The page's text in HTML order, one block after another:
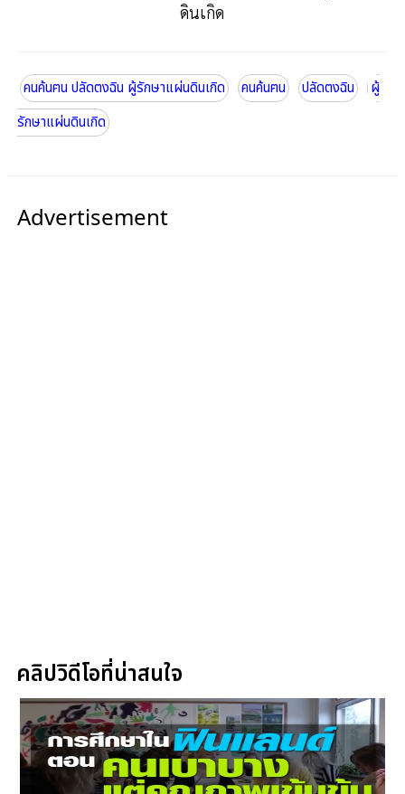
ดินเกิด
คนค้นฅน ปลัดตงฉิน ผู้รักษาแผ่นดินเกิด คนค้นฅน ปลัดตงฉิน
ผู้
รักษาแผ่นดินเกิด
Advertisement
คลิปวิดีโอที่น่าสนใจ